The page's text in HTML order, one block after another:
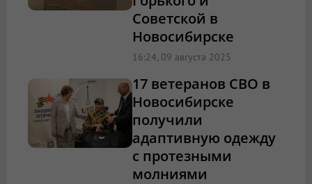
Советской в
Новосибирске
16:24, 09 августа 2025
17 ветеранов СВО в
Новосибирске
получили
адаптивную одежду
с протезными
молниями